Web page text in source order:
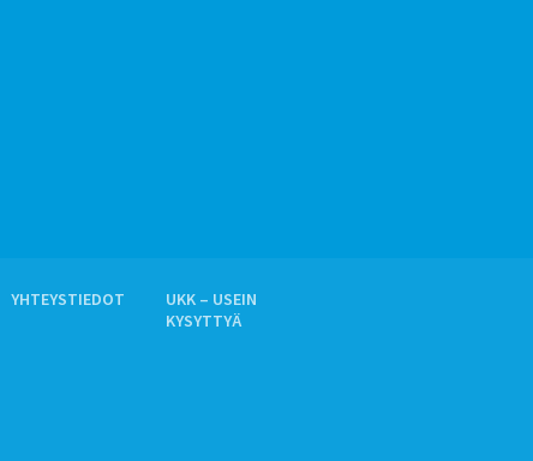
YHTEYSTIEDOT
UKK – USEIN
KYSYTTYÄ